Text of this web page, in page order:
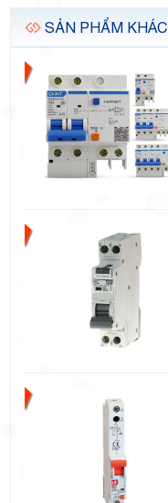
SẢN PHẨM KHÁC